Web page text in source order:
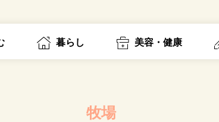
暮らし 美容・健康
牧場